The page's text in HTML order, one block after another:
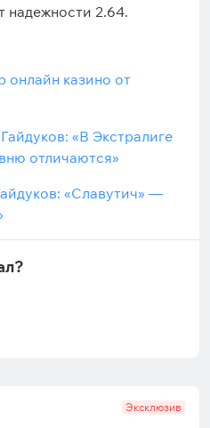
надежности 2.64.
онлайн казино от
«В Экстралиге
отличаются»
«Славутич» —
Эксклюзив